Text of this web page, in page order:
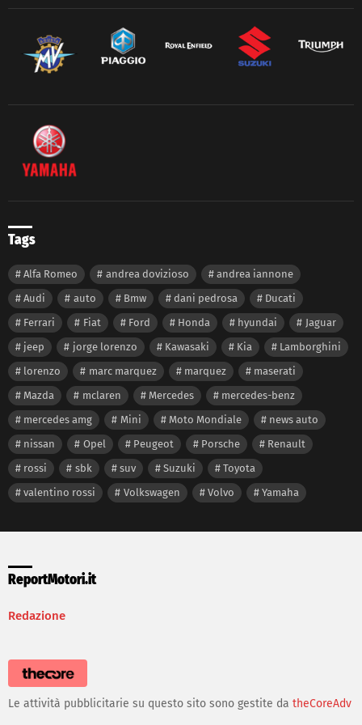
Tags
Alfa Romeo andrea dovizioso
andrea iannone
Audi
auto Bmw dani pedrosa
Ducati
Ferrari
Fiat Ford Honda hyundai
Jaguar
jeep
jorge lorenzo Kawasaki Kia
Lamborghini
lorenzo
marc marquez marquez
maserati
Mazda
mclaren Mercedes
mercedes-benz
mercedes amg
Mini Moto Mondiale
news auto
nissan
Opel Peugeot Porsche
Renault
rossi
sbk suv Suzuki
Toyota
valentino rossi
Volkswagen Volvo Yamaha
ReportMotori.it
Redazione
Le attività pubblicitarie su questo sito sono gestite da theCoreAdv